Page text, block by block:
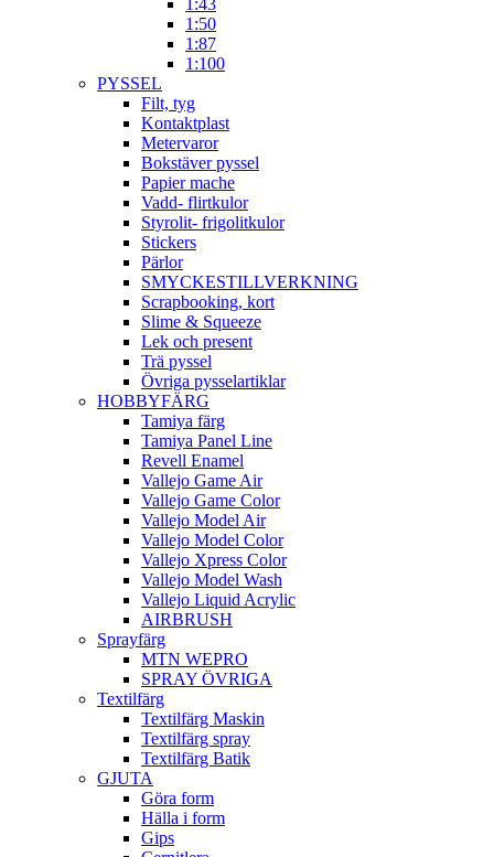
1:50
1:87
1:100
PYSSEL
Filt, tyg
Kontaktplast
Metervaror
Bokstäver pyssel
Papier mache
Vadd- flirtkulor
Styrolit- frigolitkulor
Stickers
Pärlor
SMYCKESTILLVERKNING
Scrapbooking, kort
Slime & Squeeze
Lek och present
Trä pyssel
Övriga pysselartiklar
HOBBYFÄRG
Tamiya färg
Tamiya Panel Line
Revell Enamel
Vallejo Game Air
Vallejo Game Color
Vallejo Model Air
Vallejo Model Color
Vallejo Xpress Color
Vallejo Model Wash
Vallejo Liquid Acrylic
AIRBRUSH
Sprayfärg
MTN WEPRO
SPRAY ÖVRIGA
Textilfärg
Textilfärg Maskin
Textilfärg spray
Textilfärg Batik
GJUTA
Göra form
Hälla i form
Gips